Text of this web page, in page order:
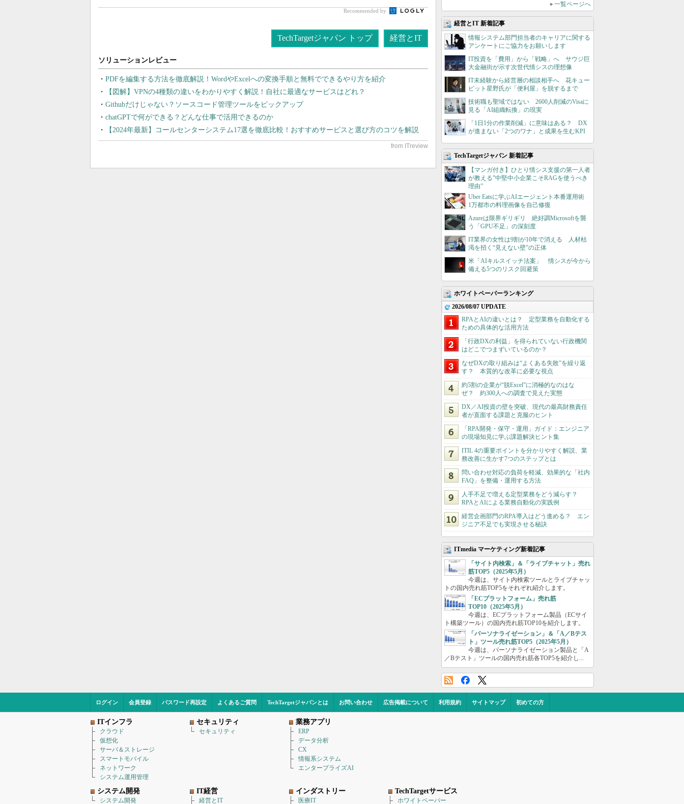
Recommended by
TechTargetジャパン トップ 経営とIT
PDFを編集する方法を徹底解説！WordやExcelへの変換手順と無料でできるやり方を紹介
【図解】VPNの4種類の違いをわかりやすく解説！自社に最適なサービスはどれ？
Githubだけじゃない？ソースコード管理ツールをピックアップ
chatGPTで何ができる？どんな仕事で活用できるのか
【2024年最新】コールセンターシステム17選を徹底比較！おすすめサービスと選び方のコツを解説
» 一覧ページへ
経営とIT 新着記事
情報システム部門担当者のキャリアに関する
アンケートにご協力をお願いします
IT投資を「費用」から「戦略」へ サウジ巨
大金融街が示す次世代情シスの理想像
IT未経験から経営層の相談相手へ 花キュー
ピット星野氏が「便利屋」を脱するまで
技術職も聖域ではない 2600人削減のVisaに
見る「AI組織転換」の現実
「1日1分の作業削減」に意味はある？ DX
が進まない「2つのワナ」と成果を生むKPI
TechTargetジャパン 新着記事
【マンガ付き】ひとり情シス支援の第一人者
が教える”中堅中小企業こそRAGを使うべき
理由”
Uber Eatsに学ぶAIエージェント本番運用術
1万都市の料理画像を自己修復
Azureは限界ギリギリ 絶好調Microsoftを襲
う「GPU不足」の深刻度
IT業界の女性は9割が10年で消える 人材枯
渇を招く“見えない壁”の正体
米「AIキルスイッチ法案」 情シスが今から
備える5つのリスク回避策
ホワイトペーパーランキング
2026/08/07 UPDATE
RPAとAIの違いとは？ 定型業務を自動化する
ための具体的な活用方法
「行政DXの利益」を得られていない行政機関
はどこでつまずいているのか？
なぜDXの取り組みは“よくある失敗”を繰り返
す？ 本質的な改革に必要な視点
約5割の企業が“脱Excel”に消極的なのはな
ぜ？ 約300人への調査で見えた実態
DX／AI投資の壁を突破、現代の最高財務責任
者が直面する課題と克服のヒント
「RPA開発・保守・運用」ガイド：エンジニア
の現場知見に学ぶ課題解決ヒント集
ITIL 4の重要ポイントを分かりやすく解説、業
務改善に生かす7つのステップとは
問い合わせ対応の負荷を軽減、効果的な「社内
FAQ」を整備・運用する方法
人手不足で増える定型業務をどう減らす？
RPAとAIによる業務自動化の実践例
経営企画部門のRPA導入はどう進める？ エン
ジニア不足でも実現させる秘訣
ITmedia マーケティング新着記事
「サイト内検索」＆「ライブチャット」売れ
筋TOP5（2025年5月）
今週は、サイト内検索ツールとライブチャッ
トの国内売れ筋TOP5をそれぞれ紹介します。
「ECプラットフォーム」売れ筋
TOP10（2025年5月）
今週は、ECプラットフォーム製品（ECサイ
ト構築ツール）の国内売れ筋TOP10を紹介します。
「パーソナライゼーション」＆「A／Bテス
ト」ツール売れ筋TOP5（2025年5月）
今週は、パーソナライゼーション製品と「A
／Bテスト」ツールの国内売れ筋各TOP5を紹介し...
ログイン 会員登録 パスワード再設定 よくあるご質問 TechTargetジャパンとは お問い合わせ 広告掲載について 利用規約 サイトマップ 初めての方
ITインフラ
クラウド
仮想化
サーバ＆ストレージ
スマートモバイル
ネットワーク
システム運用管理
セキュリティ
セキュリティ
業務アプリ
ERP
データ分析
CX
情報系システム
エンタープライズAI
システム開発
システム開発
IT経営
経営とIT
インダストリー
医療IT
TechTargetサービス
ホワイトペーパー